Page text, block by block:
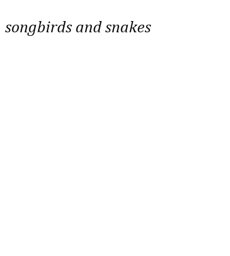
songbirds and snakes